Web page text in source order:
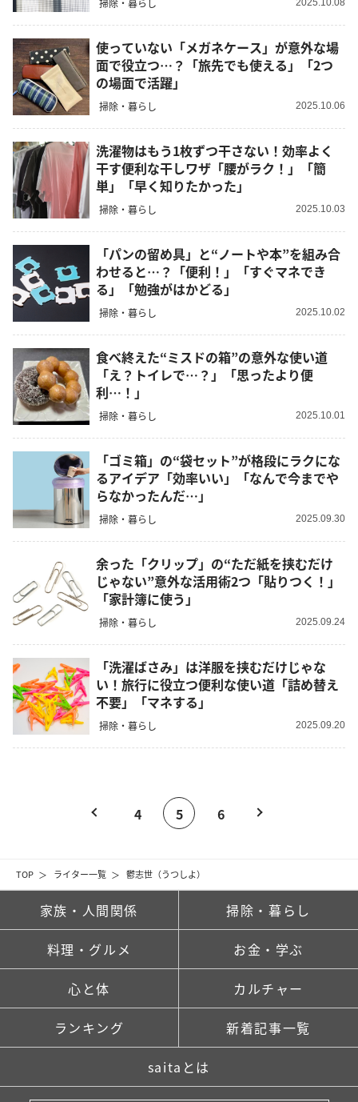
TOP ライター一覧 鬱志世（うつしよ）
使っていない「メガネケース」が意外な場
面で役立つ…？「旅先でも使える」「2つ
の場面で活躍」
掃除・暮らし 2025.10.06
洗濯物はもう1枚ずつ干さない！効率よく
干す便利な干しワザ「腰がラク！」「簡
単」「早く知りたかった」
掃除・暮らし 2025.10.03
「パンの留め具」と“ノートや本”を組み合
わせると…？「便利！」「すぐマネでき
る」「勉強がはかどる」
掃除・暮らし 2025.10.02
食べ終えた“ミスドの箱”の意外な使い道
「え？トイレで…？」「思ったより便
利…！」
掃除・暮らし 2025.10.01
「ゴミ箱」の“袋セット”が格段にラクにな
るアイデア「効率いい」「なんで今までや
らなかったんだ…」
掃除・暮らし 2025.09.30
余った「クリップ」の“ただ紙を挟むだけ
じゃない”意外な活用術2つ「貼りつく！」
「家計簿に使う」
掃除・暮らし 2025.09.24
「洗濯ばさみ」は洋服を挟むだけじゃな
い！旅行に役立つ便利な使い道「詰め替え
不要」「マネする」
掃除・暮らし 2025.09.20
4 5 6
家族・人間関係 掃除・暮らし
料理・グルメ お金・学ぶ
心と体 カルチャー
ランキング 新着記事一覧
saitaとは